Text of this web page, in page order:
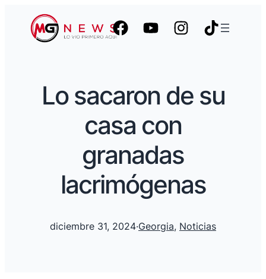
Lo sacaron de su
casa con
granadas
lacrimógenas
diciembre 31, 2024·Georgia, Noticias